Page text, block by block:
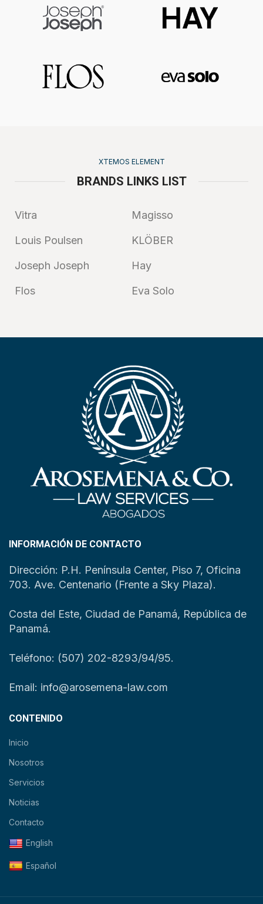
XTEMOS ELEMENT
BRANDS LINKS LIST
Vitra Magisso
Louis Poulsen KLÖBER
Joseph Joseph Hay
Flos Eva Solo
INFORMACIÓN DE CONTACTO
Dirección: P.H. Península Center, Piso 7, Oficina
703. Ave. Centenario (Frente a Sky Plaza).
Costa del Este, Ciudad de Panamá, República de
Panamá.
Teléfono: (507) 202-8293/94/95.
Email: info@arosemena-law.com
CONTENIDO
Inicio
Nosotros
Servicios
Noticias
Contacto
English
Español